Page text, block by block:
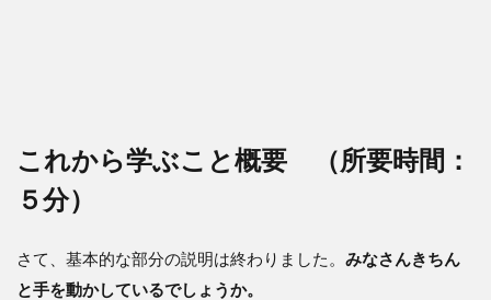
これから学ぶこと概要 （所要時間：
５分）
さて、基本的な部分の説明は終わりました。 みなさんきちん
と手を動かしているでしょうか。